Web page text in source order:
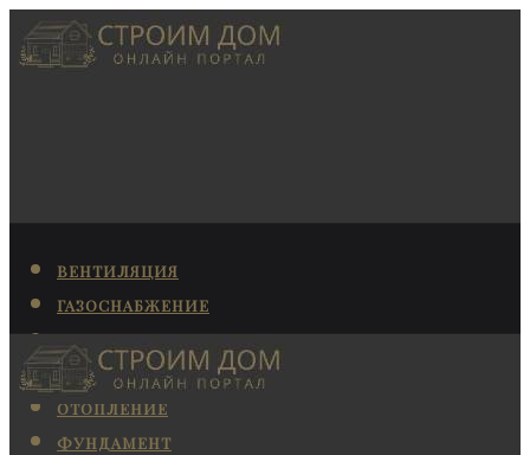
ВЕНТИЛЯЦИЯ
ГАЗОСНАБЖЕНИЕ
КАНАЛИЗАЦИЯ
КОНДИЦИОНИРОВАНИЕ
ОТОПЛЕНИЕ
ФУНДАМЕНТ